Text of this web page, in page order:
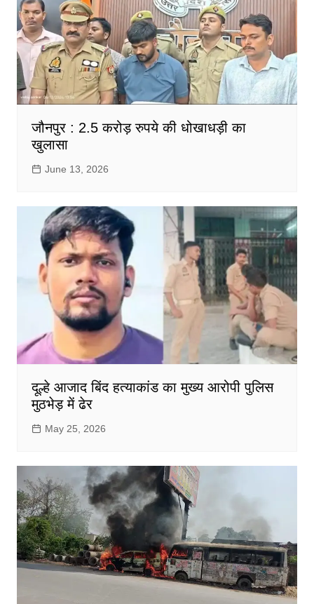
जौनपुर : 2.5 करोड़ रुपये की धोखाधड़ी का
खुलासा
June 13, 2026
दूल्हे आजाद बिंद हत्याकांड का मुख्य आरोपी पुलिस
मुठभेड़ में ढेर
May 25, 2026